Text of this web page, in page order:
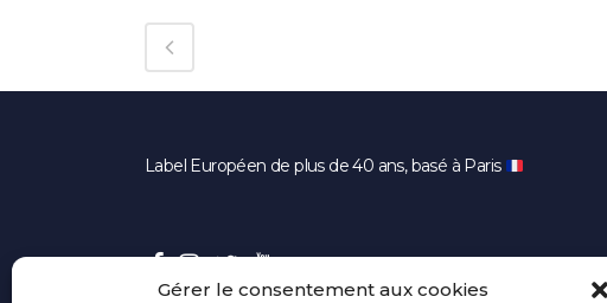
Gérer le consentement aux cookies
Label Européen de plus de 40 ans, basé à Paris